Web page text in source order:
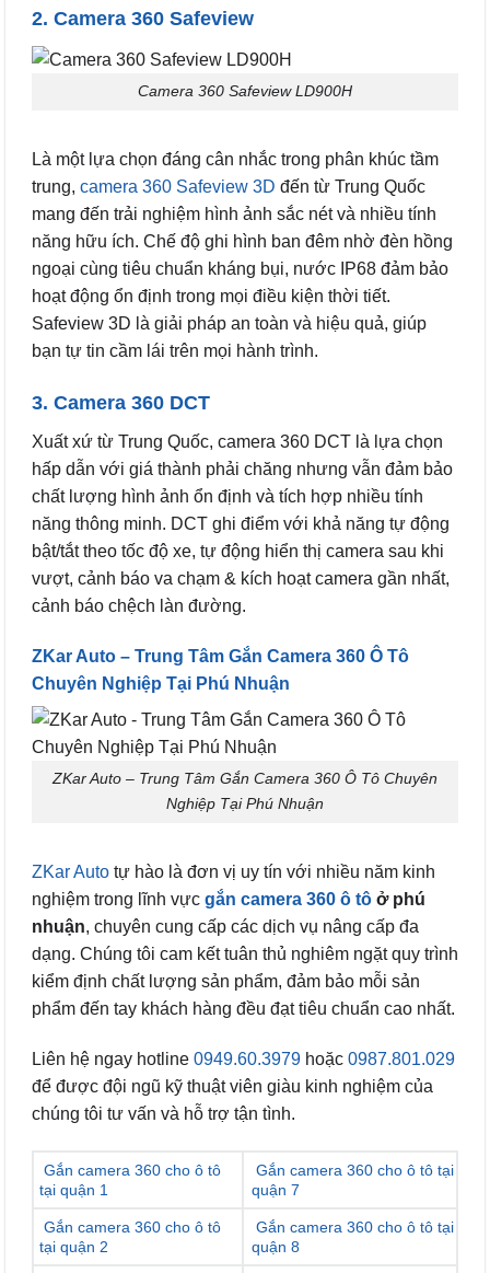
2. Camera 360 Safeview
Camera 360 Safeview LD900H
Là một lựa chọn đáng cân nhắc trong phân khúc tầm
trung, camera 360 Safeview 3D đến từ Trung Quốc
mang đến trải nghiệm hình ảnh sắc nét và nhiều tính
năng hữu ích. Chế độ ghi hình ban đêm nhờ đèn hồng
ngoại cùng tiêu chuẩn kháng bụi, nước IP68 đảm bảo
hoạt động ổn định trong mọi điều kiện thời tiết.
Safeview 3D là giải pháp an toàn và hiệu quả, giúp
bạn tự tin cầm lái trên mọi hành trình.
3. Camera 360 DCT
Xuất xứ từ Trung Quốc, camera 360 DCT là lựa chọn
hấp dẫn với giá thành phải chăng nhưng vẫn đảm bảo
chất lượng hình ảnh ổn định và tích hợp nhiều tính
năng thông minh. DCT ghi điểm với khả năng tự động
bật/tắt theo tốc độ xe, tự động hiển thị camera sau khi
vượt, cảnh báo va chạm & kích hoạt camera gần nhất,
cảnh báo chệch làn đường.
ZKar Auto – Trung Tâm Gắn Camera 360 Ô Tô
Chuyên Nghiệp Tại Phú Nhuận
ZKar Auto – Trung Tâm Gắn Camera 360 Ô Tô Chuyên
Nghiệp Tại Phú Nhuận
ZKar Auto tự hào là đơn vị uy tín với nhiều năm kinh
nghiệm trong lĩnh vực gắn camera 360 ô tô ở phú
nhuận, chuyên cung cấp các dịch vụ nâng cấp đa
dạng. Chúng tôi cam kết tuân thủ nghiêm ngặt quy trình
kiểm định chất lượng sản phẩm, đảm bảo mỗi sản
phẩm đến tay khách hàng đều đạt tiêu chuẩn cao nhất.
Liên hệ ngay hotline 0949.60.3979 hoặc 0987.801.029
để được đội ngũ kỹ thuật viên giàu kinh nghiệm của
chúng tôi tư vấn và hỗ trợ tận tình.
Gắn camera 360 cho ô tô
tại quận 1
Gắn camera 360 cho ô tô tại
quận 7
Gắn camera 360 cho ô tô
tại quận 2
Gắn camera 360 cho ô tô tại
quận 8